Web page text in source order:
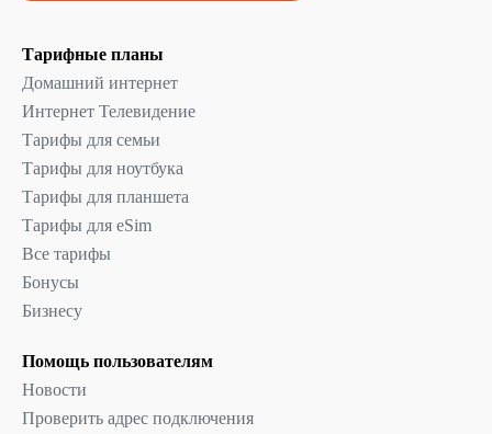
Тарифные планы
Домашний интернет
Интернет Телевидение
Тарифы для семьи
Тарифы для ноутбука
Тарифы для планшета
Тарифы для eSim
Все тарифы
Бонусы
Бизнесу
Помощь пользователям
Новости
Проверить адрес подключения